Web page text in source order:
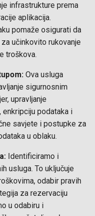
infrastrukture prema
aplikacija.
pomaže osigurati da
učinkovito rukovanje
troškova.
Ova usluga
sigurnosnim
upravljanje
podataka i
savjete i postupke za
u oblaku.
Identificiramo i
usluga. To uključuje
odabir pravih
za rezervaciju
u odabiru i